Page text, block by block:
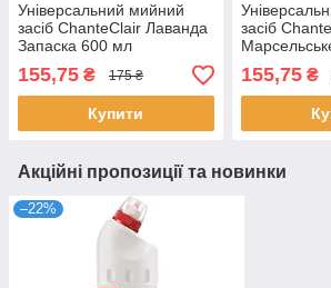
Універсальний мийний
засіб ChanteClair Лаванда
Запаска 600 мл
155,75 ₴ 175 ₴
Купити
засіб
Запаска 600
155,75₴
Акційні пропозиції та новинки
–22%